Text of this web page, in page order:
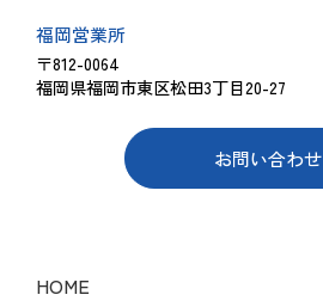
福岡営業所
〒812-0064
福岡県福岡市東区松田3丁目20-27
お問い合わせ
HOME